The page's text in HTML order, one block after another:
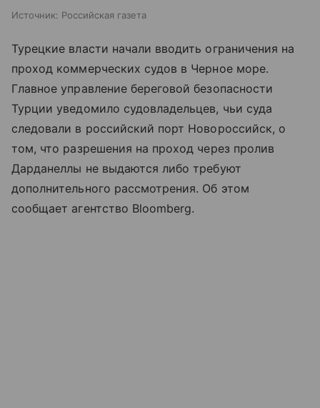
Источник: Российская газета
Турецкие власти начали вводить ограничения на
проход коммерческих судов в Черное море.
Главное управление береговой безопасности
Турции уведомило судовладельцев, чьи суда
следовали в российский порт Новороссийск, о
том, что разрешения на проход через пролив
Дарданеллы не выдаются либо требуют
дополнительного рассмотрения. Об этом
сообщает агентство Bloomberg.